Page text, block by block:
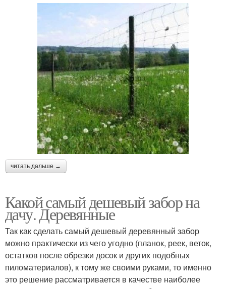
читать дальше →
Какой самый дешевый забор на
дачу. Деревянные
Так как сделать самый дешевый деревянный забор
можно практически из чего угодно (планок, реек, веток,
остатков после обрезки досок и других подобных
пиломатериалов), к тому же своими руками, то именно
это решение рассматривается в качестве наиболее